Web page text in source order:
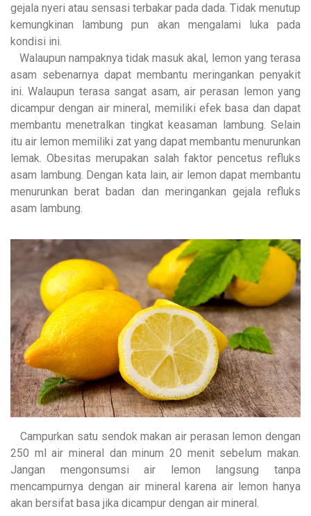
gejala nyeri atau sensasi terbakar pada dada. Tidak menutup
kemungkinan lambung pun akan mengalami luka pada
kondisi ini.
Walaupun nampaknya tidak masuk akal, lemon yang terasa
asam sebenarnya dapat membantu meringankan penyakit
ini. Walaupun terasa sangat asam, air perasan lemon yang
dicampur dengan air mineral, memiliki efek basa dan dapat
membantu menetralkan tingkat keasaman lambung. Selain
itu air lemon memiliki zat yang dapat membantu menurunkan
lemak. Obesitas merupakan salah faktor pencetus refluks
asam lambung. Dengan kata lain, air lemon dapat membantu
menurunkan berat badan dan meringankan gejala refluks
asam lambung.
Campurkan satu sendok makan air perasan lemon dengan
250 ml air mineral dan minum 20 menit sebelum makan.
Jangan mengonsumsi air lemon langsung tanpa
mencampurnya dengan air mineral karena air lemon hanya
akan bersifat basa jika dicampur dengan air mineral.